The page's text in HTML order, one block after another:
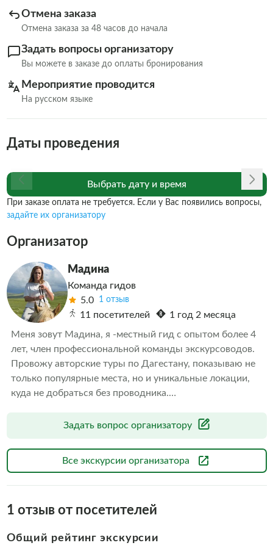
Отмена заказа
Отмена заказа за 48 часов до начала
Задать вопросы организатору
Вы можете в заказе до оплаты бронирования
Мероприятие проводится
На русском языке
Даты проведения
Выбрать дату и время
При заказе оплата не требуется. Если у Вас появились вопросы,
задайте их организатору
Организатор
Мадина
Команда гидов
5.0
1 отзыв
11 посетителей
1 год 2 месяца
Меня зовут Мадина, я -местный гид с опытом более 4
лет, член профессиональной команды экскурсоводов.
Провожу авторские туры по Дагестану, показываю не
только популярные места, но и уникальные локации,
куда не добраться без проводника.
вкусная домашняя кухня, проверенные места для
Работаю с душой и полной отдачей - потому что
Дагестан для меня не просто работа, а любовь на всю
Задать вопрос организатору
Все экскурсии организатора
1 отзыв от посетителей
Общий рейтинг экскурсии